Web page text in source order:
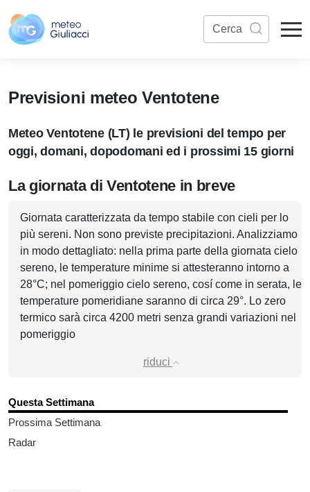
Previsioni meteo Ventotene
Meteo Ventotene (LT) le previsioni del tempo per
oggi, domani, dopodomani ed i prossimi 15 giorni
La giornata di Ventotene in breve
Giornata caratterizzata da tempo stabile con cieli per lo
più sereni. Non sono previste precipitazioni. Analizziamo
in modo dettagliato: nella prima parte della giornata cielo
sereno, le temperature minime si attesteranno intorno a
28°C; nel pomeriggio cielo sereno, cosí come in serata, le
temperature pomeridiane saranno di circa 29°. Lo zero
termico sarà circa 4200 metri senza grandi variazioni nel
pomeriggio
riduci
Questa Settimana
Prossima Settimana
Radar